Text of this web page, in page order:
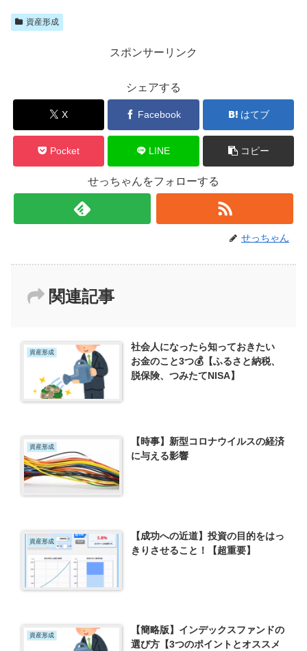
資産形成
スポンサーリンク
シェアする
X Facebook はてブ
Pocket LINE コピー
せっちゃんをフォローする
せっちゃん
関連記事
資産形成
社会人になったら知っておきたい
お金のこと3つ💰【ふるさと納税、
脱保険、つみたてNISA】
資産形成
【時事】新型コロナウイルスの経済
に与える影響
資産形成
【成功への近道】投資の目的をはっ
きりさせること！【超重要】
資産形成
【簡略版】インデックスファンドの
選び方【3つのポイントとオススメ